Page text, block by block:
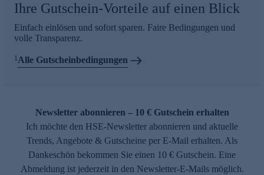
Ihre Gutschein-Vorteile auf einen Blick
Einfach einlösen und sofort sparen. Faire Bedingungen und
volle Transparenz.
1Alle Gutscheinbedingungen
Newsletter abonnieren – 10 € Gutschein erhalten
Ich möchte den HSE-Newsletter abonnieren und aktuelle
Trends, Angebote & Gutscheine per E-Mail erhalten. Als
Dankeschön bekommen Sie einen 10 € Gutschein. Eine
Abmeldung ist jederzeit in den Newsletter-E-Mails möglich.